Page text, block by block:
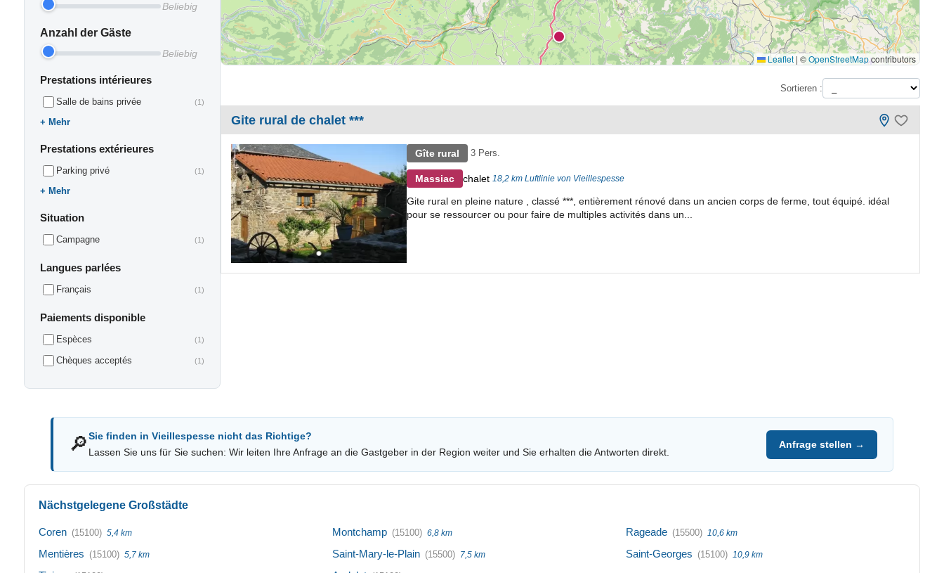
Beliebig
Anzahl der Gäste
Beliebig
Prestations intérieures
Salle de bains privée (1)
Mehr
Prestations extérieures
Parking privé (1)
Mehr
Situation
Campagne (1)
Langues parlées
Français (1)
Paiements disponible
Espèces (1)
Chèques acceptés (1)
Leaflet | ©OpenStreetMapcontributors
Sortieren :
Gite rural de chalet ***
Gîte rural 3 Pers.
Massiac chalet 18,2 km Luftlinie von Vieillespesse
Gite rural en pleine nature , classé ***, entièrement rénové dans un ancien corps de ferme, tout équipé. idéal
pour se ressourcer ou pour faire de multiples activités dans un...
🔎Sie finden in Vieillespesse nicht das Richtige?
Lassen Sie uns für Sie suchen: Wir leiten Ihre Anfrage an die Gastgeber in der Region weiter und Sie erhalten die Antworten direkt.
Anfrage stellen →
Nächstgelegene Großstädte
Coren (15100) 5,4 km
Mentières (15100) 5,7 km
Montchamp (15100) 6,8 km
Saint-Mary-le-Plain (15500) 7,5 km
Rageade (15500) 10,6 km
Saint-Georges (15100) 10,9 km